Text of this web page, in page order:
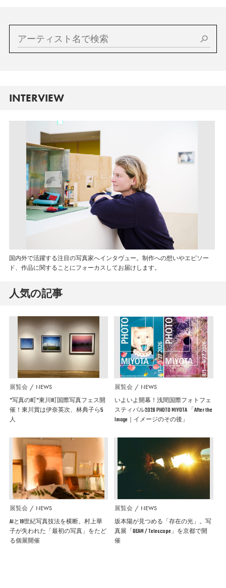
INTERVIEW
国内外で活躍する注目の写真家へインタヴュー。制作への想いやエピソー
ド、作品に関することにフォーカスしてお届けします。
人気の記事
展覧会 NEWS
”写真の町”東川町国際写真フェス開
催！東川賞は伊奈英次、林典子ら5
人
展覧会 NEWS
いよいよ開幕！浅間国際フォトフェ
スティバル2026 PHOTO MIYOTA 「After the
Image｜イメージのその後」
展覧会 NEWS
AIと19世紀写真技法を横断。村上華
子が失われた「最初の写真」をたど
る個展開催
展覧会 NEWS
坂本陽が見つめる「存在の光」。写
真展「BEAM / Telescope」を京都で開
催